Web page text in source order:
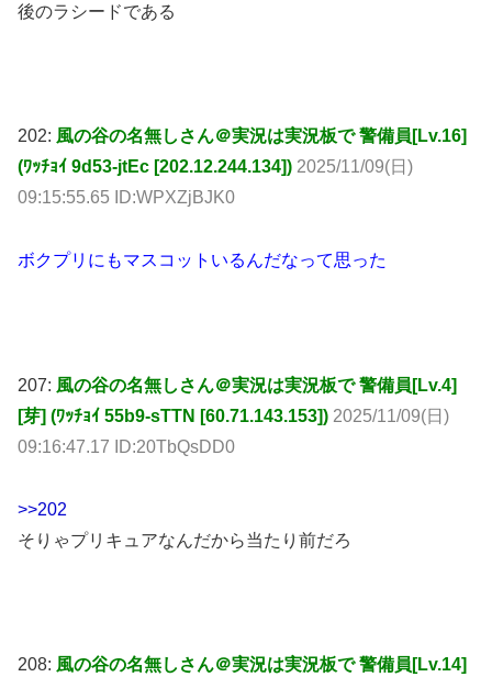
後のラシードである
202: 風の谷の名無しさん＠実況は実況板で 警備員[Lv.16]
(ﾜｯﾁｮｲ 9d53-jtEc [202.12.244.134]) 2025/11/09(日)
09:15:55.65 ID:WPXZjBJK0
ボクプリにもマスコットいるんだなって思った
207: 風の谷の名無しさん＠実況は実況板で 警備員[Lv.4]
[芽] (ﾜｯﾁｮｲ 55b9-sTTN [60.71.143.153]) 2025/11/09(日)
09:16:47.17 ID:20TbQsDD0
>>202
そりゃプリキュアなんだから当たり前だろ
208: 風の谷の名無しさん＠実況は実況板で 警備員[Lv.14]